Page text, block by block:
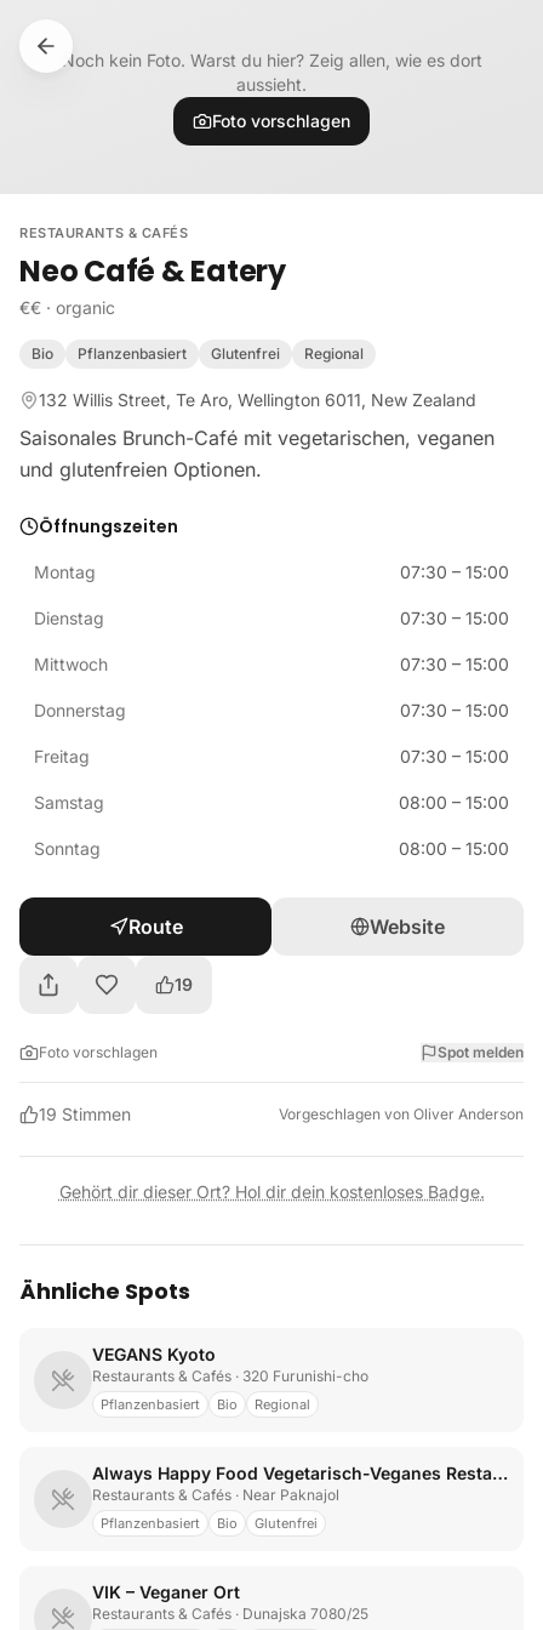
Noch kein Foto. Warst du hier? Zeig allen, wie es dort
aussieht.
Foto vorschlagen
RESTAURANTS & CAFÉS
Neo Café & Eatery
€€ · organic
Bio Pflanzenbasiert Glutenfrei Regional
132 Willis Street, Te Aro, Wellington 6011, New Zealand
Saisonales Brunch-Café mit vegetarischen, veganen
und glutenfreien Optionen.
Öffnungszeiten
Montag 07:30 – 15:00
Dienstag 07:30 – 15:00
Mittwoch 07:30 – 15:00
Donnerstag 07:30 – 15:00
Freitag 07:30 – 15:00
Samstag 08:00 – 15:00
Sonntag 08:00 – 15:00
Route Website
19
Foto vorschlagen Spot melden
19 Stimmen Vorgeschlagen von Oliver Anderson
Gehört dir dieser Ort? Hol dir dein kostenloses Badge.
Ähnliche Spots
VEGANS Kyoto
Restaurants & Cafés · 320 Furunishi-cho
Pflanzenbasiert Bio Regional
Always Happy Food Vegetarisch-Veganes Restaurant
Restaurants & Cafés · Near Paknajol
Pflanzenbasiert Bio Glutenfrei
VIK – Veganer Ort
Restaurants & Cafés · Dunajska 7080/25